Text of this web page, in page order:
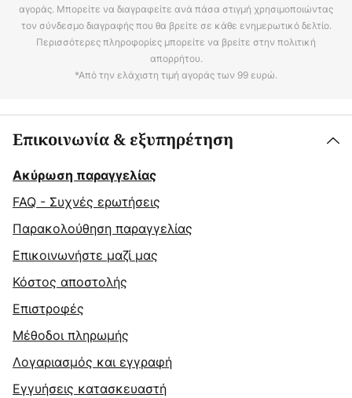
αγοράς. Μπορείτε να διαγραφείτε ανά πάσα στιγμή χρησιμοποιώντας
τον σύνδεσμο διαγραφής που θα βρείτε σε κάθε ενημερωτικό δελτίο.
Περισσότερες πληροφορίες μπορείτε να βρείτε στην πολιτική
απορρήτου.
*Από την ελάχιστη τιμή αγοράς των 99 ευρώ.
Επικοινωνία & εξυπηρέτηση
Ακύρωση παραγγελίας
FAQ - Συχνές ερωτήσεις
Παρακολούθηση παραγγελίας
Επικοινωνήστε μαζί μας
Κόστος αποστολής
Επιστροφές
Μέθοδοι πληρωμής
Λογαριασμός και εγγραφή
Εγγυήσεις κατασκευαστή